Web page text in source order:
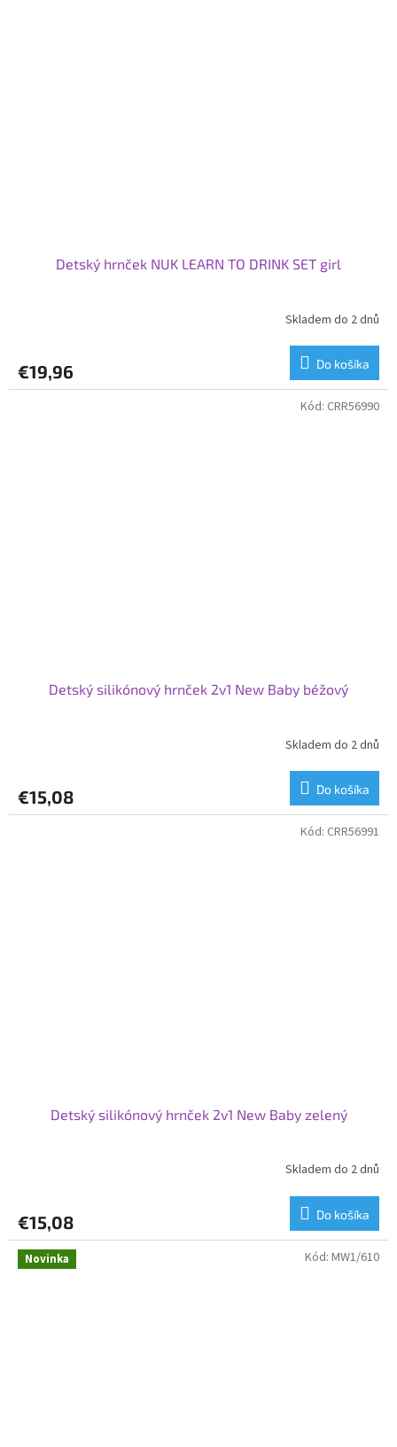
Detský hrnček NUK LEARN TO DRINK SET girl
Skladem do 2 dnů
€19,96 Do košíka
Detský silikónový hrnček 2v1 New Baby béžový
Skladem do 2 dnů
€15,08 Do košíka
Kód: CRR56990
Detský silikónový hrnček 2v1 New Baby zelený
Skladem do 2 dnů
€15,08 Do košíka
Kód: CRR56991
Novinka Kód: MW1/610